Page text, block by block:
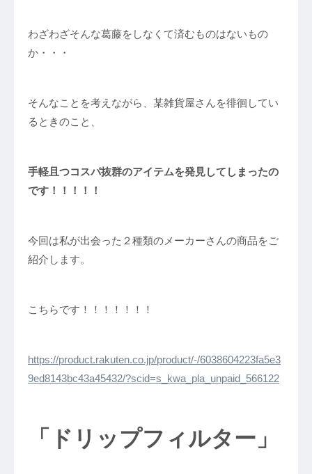
わざわざそんな葛藤をしなくて済むものはないもの
か・・・
そんなことを考えながら、某雑貨屋さんを徘徊してい
るときのこと、
手軽且つコスパ抜群のアイテムを発見してしまったの
です！！！！！
今回は私が出会った２種類のメーカーさんの商品をご
紹介します。
こちらです！！！！！！！
https://product.rakuten.co.jp/product/-/6038604223fa5e3
9ed8143bc43a45432/?scid=s_kwa_pla_unpaid_566122
「ドリップフィルター」